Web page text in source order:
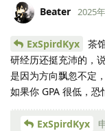
Beater 2025
ExSpirdKyx
茶
研经历还挺充沛的，
是因为方向飘忽不定
如果你 GPA 很低，恐
ExSpirdKyx